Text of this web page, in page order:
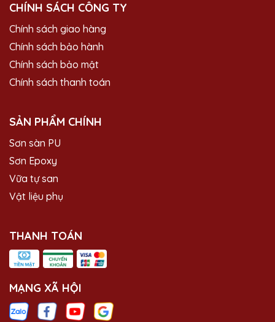
CHÍNH SÁCH CÔNG TY
Chính sách giao hàng
Chính sách bảo hành
Chính sách bảo mật
Chính sách thanh toán
SẢN PHẨM CHÍNH
Sơn sàn PU
Sơn Epoxy
Vữa tự san
Vật liệu phụ
THANH TOÁN
MẠNG XÃ HỘI